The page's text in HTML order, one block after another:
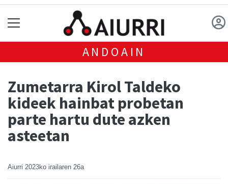
ANDOAIN
Zumetarra Kirol Taldeko
kideek hainbat probetan
parte hartu dute azken
asteetan
Aiurri 2023ko irailaren 26a